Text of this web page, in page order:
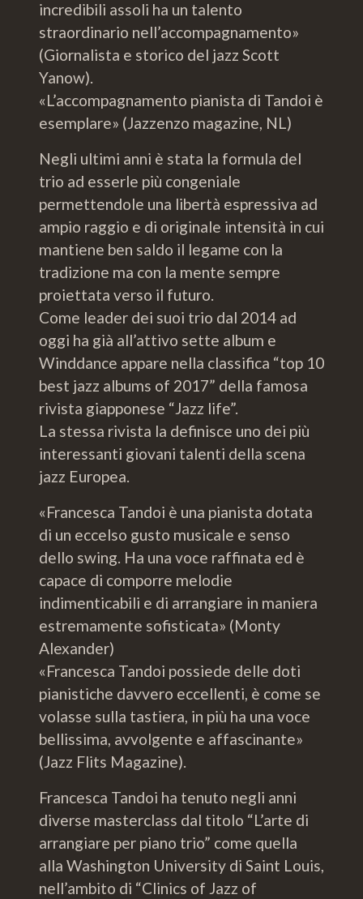
incredibili assoli ha un talento
straordinario nell’accompagnamento»
(Giornalista e storico del jazz Scott
Yanow).
«L’accompagnamento pianista di Tandoi è
esemplare» (Jazzenzo magazine, NL)
Negli ultimi anni è stata la formula del
trio ad esserle più congeniale
permettendole una libertà espressiva ad
ampio raggio e di originale intensità in cui
mantiene ben saldo il legame con la
tradizione ma con la mente sempre
proiettata verso il futuro.
Come leader dei suoi trio dal 2014 ad
oggi ha già all’attivo sette album e
Winddance appare nella classifica “top 10
best jazz albums of 2017” della famosa
rivista giapponese “Jazz life”.
La stessa rivista la definisce uno dei più
interessanti giovani talenti della scena
jazz Europea.
«Francesca Tandoi è una pianista dotata
di un eccelso gusto musicale e senso
dello swing. Ha una voce raffinata ed è
capace di comporre melodie
indimenticabili e di arrangiare in maniera
estremamente sofisticata» (Monty
Alexander)
«Francesca Tandoi possiede delle doti
pianistiche davvero eccellenti, è come se
volasse sulla tastiera, in più ha una voce
bellissima, avvolgente e affascinante»
(Jazz Flits Magazine).
Francesca Tandoi ha tenuto negli anni
diverse masterclass dal titolo “L’arte di
arrangiare per piano trio” come quella
alla Washington University di Saint Louis,
nell’ambito di “Clinics of Jazz of